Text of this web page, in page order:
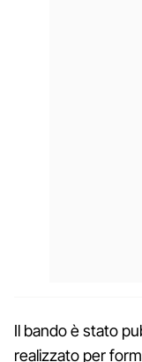
Il bando è stato
realizzato per